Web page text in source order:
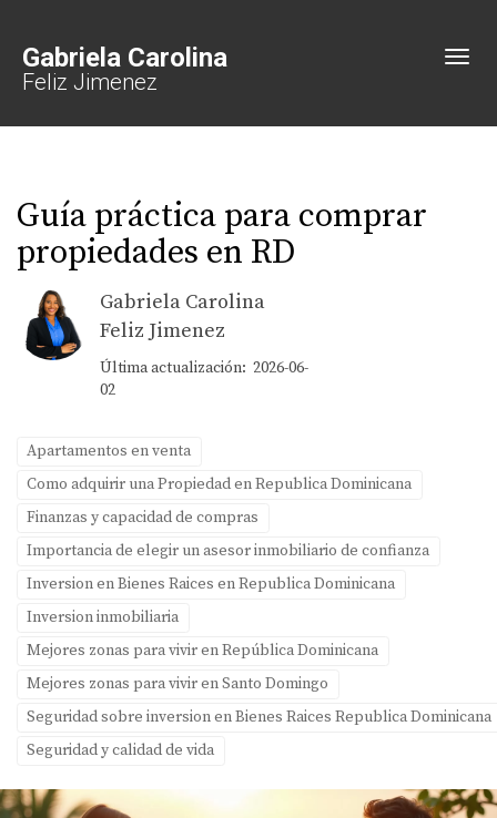
Gabriela Carolina
Feliz Jimenez
Guía práctica para comprar
propiedades en RD
Gabriela Carolina
Feliz Jimenez
Última actualización: 2026-06-
02
Apartamentos en venta
Como adquirir una Propiedad en Republica Dominicana
Finanzas y capacidad de compras
Importancia de elegir un asesor inmobiliario de confianza
Inversion en Bienes Raices en Republica Dominicana
Inversion inmobiliaria
Mejores zonas para vivir en República Dominicana
Mejores zonas para vivir en Santo Domingo
Seguridad sobre inversion en Bienes Raices Republica Dominicana
Seguridad y calidad de vida